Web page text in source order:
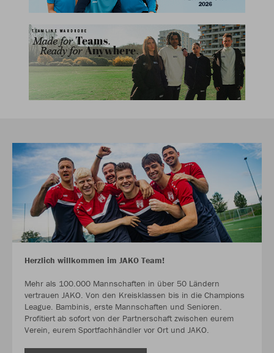
Herzlich willkommen im JAKO Team!
Mehr als 100.000 Mannschaften in über 50 Ländern
vertrauen JAKO. Von den Kreisklassen bis in die Champions
League. Bambinis, erste Mannschaften und Senioren.
Profitiert ab sofort von der Partnerschaft zwischen eurem
Verein, eurem Sportfachhändler vor Ort und JAKO.